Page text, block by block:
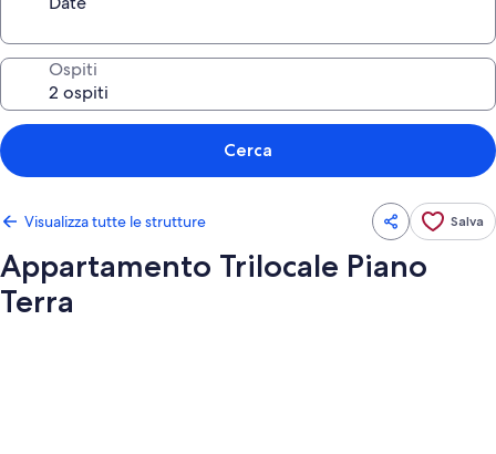
Ospiti
Cerca
Visualizza tutte le strutture Salva
Appartamento Trilocale Piano
Terra